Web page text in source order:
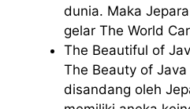
dunia. Maka
gelar The World
The Beautiful of
The Beauty of
disandang oleh